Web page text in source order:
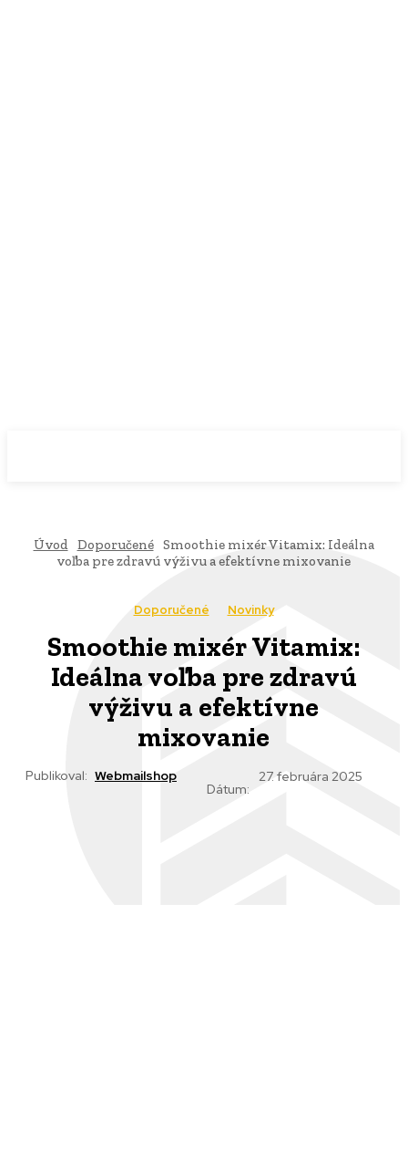
Úvod Doporučené Smoothie mixér Vitamix: Ideálna
voľba pre zdravú výživu a efektívne mixovanie
Doporučené Novinky
Smoothie mixér Vitamix:
Ideálna voľba pre zdravú
výživu a efektívne
mixovanie
Publikoval: Webmailshop
Dátum:
27. februára 2025